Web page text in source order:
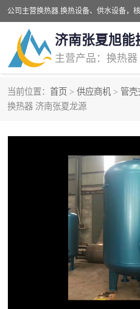
济南张夏旭能
当前位置： 首页 > 供应商机 > 管壳
换热器 济南张夏龙源
管壳式换热器
汽水换热机组
囊式膨胀水箱
非标加工设备